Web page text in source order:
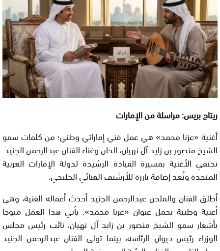
ريتاج بريس: مراسلة من الإمارات
أغنية «عزنا محمد» هي عمل فني إماراتي وطني؛ من كلمات سمو
الشيخ منصور بن زايد آل نهيان، الحان وغناء الفنان عبدالرحمن الجنيد.
تحتفي الأغنية بمسيرة القيادة الرشيدة لدولة الإمارات العربية
المتحدة وتُعد إضافة بارزة للأرشيف الغنائي الخليجي.
أطلق الفنان والملحن عبدالرحمن الجنيد أحدث أعماله الفنية، وهي
أغنية وطنية تحمل عنوان «عزنا محمد». يأتي هذا العمل متوجاً
بأشعار سمو الشيخ منصور بن زايد آل نهيان، نائب رئيس مجلس
الوزراء رئيس ديوان الرئاسة، بينما تولى الفنان عبدالرحمن الجنيد